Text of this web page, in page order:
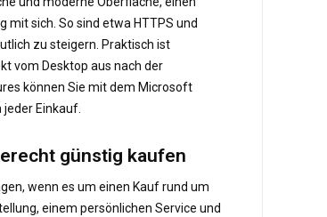
sich. So sind etwa HTTPS und
zu steigern. Praktisch ist
vom Desktop aus nach der
können Sie mit dem Microsoft
Einkauf.
günstig kaufen
wenn es um einen Kauf rund um
einem persönlichen Service und